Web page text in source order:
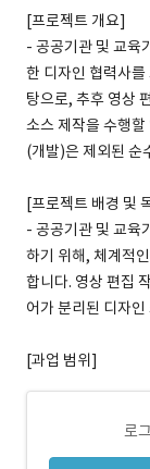
[프로젝트 개요]
- 공공기관 및 교육
한 디자인 협력사
탕으로, 추후 영상
소스 제작을 수행
(개발)은 제외된 순
[프로젝트 배경 및
- 공공기관 및 교육
하기 위해, 체계적
합니다. 영상 편집
어가 분리된 디자
[과업 범위]
로